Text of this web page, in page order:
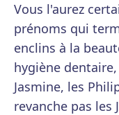
Vous l'aurez
prénoms qui
enclins à la
hygiène
Jasmine, les
revanche pas les